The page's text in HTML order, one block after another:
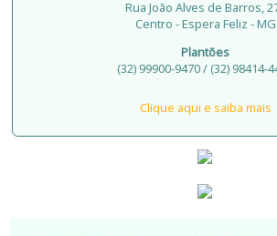
Rua João Alves de Barros,
Centro - Espera Feliz - MG
Plantões
(32) 99900-9470 / (32) 98414-
Clique aqui e saiba mais